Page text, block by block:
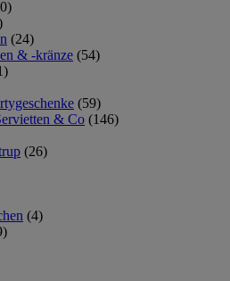
(24)
& -kränze (54)
(59)
& Co (146)
(26)
(4)